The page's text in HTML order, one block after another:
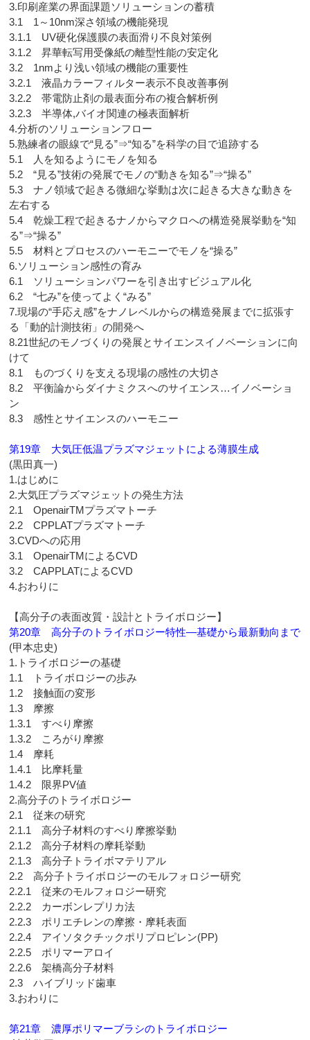
3.印刷産業の界面課題ソリューションの蓄積
3.1 1～10nm深さ領域の機能発現
3.1.1 UV硬化保護膜の表面滑り不良対策例
3.1.2 昇華転写用受像紙の離型性能の安定化
3.2 1nmより浅い領域の機能の重要性
3.2.1 液晶カラーフィルター表示不良改善事例
3.2.2 帯電防止剤の最表面分布の複合解析例
3.2.3 半導体,バイオ関連の極表面解析
4.分析のソリューションフロー
5.熟練者の眼線で“見る”⇒“知る”を科学の目で追跡する
5.1 人を知るようにモノを知る
5.2 “見る”技術の発展でモノの“動きを知る”⇒“操る”
5.3 ナノ領域で起きる微細な挙動は次に起きる大きな動きを
左右する
5.4 乾燥工程で起きるナノからマクロへの構造発展挙動を“知
る”⇒“操る”
5.5 材料とプロセスのハーモニーでモノを“操る”
6.ソリューション感性の育み
6.1 ソリューションパワーを引き出すビジュアル化
6.2 “七み”を使ってよく“みる”
7.現場の“手応え感”をナノレベルからの構造発展までに拡張す
る「動的計測技術」の開発へ
8.21世紀のモノづくりの発展とサイエンスイノベーションに向
けて
8.1 ものづくりを支える現場の感性の大切さ
8.2 平衡論からダイナミクスへのサイエンス…イノベーショ
ン
8.3 感性とサイエンスのハーモニー
第19章 大気圧低温プラズマジェットによる薄膜生成
(黒田真一)
1.はじめに
2.大気圧プラズマジェットの発生方法
2.1 OpenairTMプラズマトーチ
2.2 CPPLATプラズマトーチ
3.CVDへの応用
3.1 OpenairTMによるCVD
3.2 CAPPLATによるCVD
4.おわりに
【高分子の表面改質・設計とトライボロジー】
第20章 高分子のトライボロジー特性―基礎から最新動向まで
(甲本忠史)
1.トライボロジーの基礎
1.1 トライボロジーの歩み
1.2 接触面の変形
1.3 摩擦
1.3.1 すべり摩擦
1.3.2 ころがり摩擦
1.4 摩耗
1.4.1 比摩耗量
1.4.2 限界PV値
2.高分子のトライボロジー
2.1 従来の研究
2.1.1 高分子材料のすべり摩擦挙動
2.1.2 高分子材料の摩耗挙動
2.1.3 高分子トライボマテリアル
2.2 高分子トライボロジーのモルフォロジー研究
2.2.1 従来のモルフォロジー研究
2.2.2 カーボンレプリカ法
2.2.3 ポリエチレンの摩擦・摩耗表面
2.2.4 アイソタクチックポリプロピレン(PP)
2.2.5 ポリマーアロイ
2.2.6 架橋高分子材料
2.3 ハイブリッド歯車
3.おわりに
第21章 濃厚ポリマーブラシのトライボロジー